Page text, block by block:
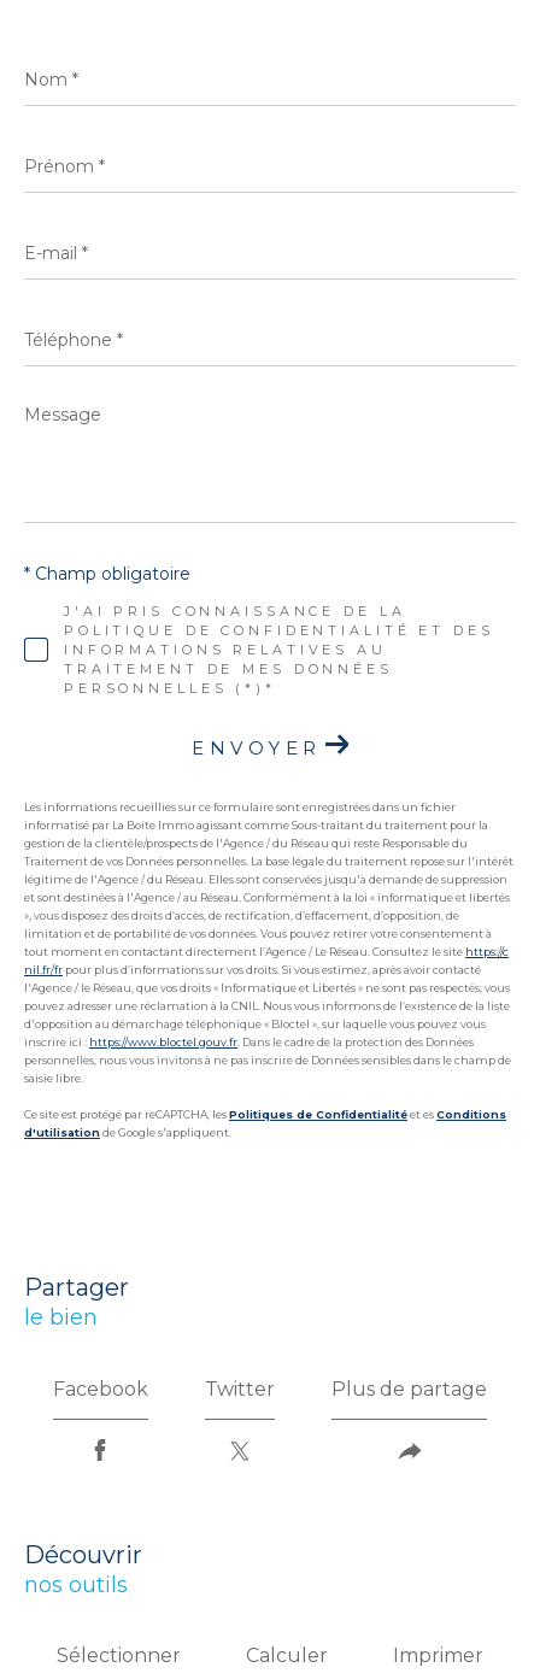
*
*
mail
*
*
Message
*
J'AI PRIS CONNAISSANCE DE LA
POLITIQUE DE CONFIDENTIALITÉ ET DES
INFORMATIONS RELATIVES AU
TRAITEMENT DE MES DONNÉES
PERSONNELLES (*)*
* Champ obligatoire
ENVOYER
Les informations recueillies sur ce formulaire sont enregistrées dans un fichier
informatisé par La Boite Immo agissant comme Sous-traitant du traitement pour la
gestion de la clientèle/prospects de l'Agence / du Réseau qui reste Responsable du
Traitement de vos Données personnelles. La base légale du traitement repose sur l'intérêt
légitime de l'Agence / du Réseau. Elles sont conservées jusqu'à demande de suppression
et sont destinées à l'Agence / au Réseau. Conformément à la loi « informatique et libertés
», vous disposez des droits d’accès, de rectification, d’effacement, d’opposition, de
limitation et de portabilité de vos données. Vous pouvez retirer votre consentement à
tout moment en contactant directement l’Agence / Le Réseau. Consultez le site https://c
nil.fr/fr pour plus d’informations sur vos droits. Si vous estimez, après avoir contacté
l'Agence / le Réseau, que vos droits « Informatique et Libertés » ne sont pas respectés, vous
pouvez adresser une réclamation à la CNIL. Nous vous informons de l’existence de la liste
d'opposition au démarchage téléphonique « Bloctel », sur laquelle vous pouvez vous
inscrire ici : https://www.bloctel.gouv.fr. Dans le cadre de la protection des Données
personnelles, nous vous invitons à ne pas inscrire de Données sensibles dans le champ de
saisie libre.
Ce site est protégé par reCAPTCHA, lesPolitiques de Confidentialitéet esConditions
d'utilisationde Google s'appliquent.
partager
le bien
Facebook Twitter Plus de partage
découvrir
nos outils
Sélectionner Calculer Imprimer